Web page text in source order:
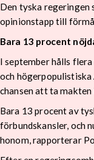
Den tyska regeringen
opinionstapp till
Bara 13 procent
I september hålls
och
chansen att ta
Bara 13 procent av
förbundskansler, och
honom, rapporterar